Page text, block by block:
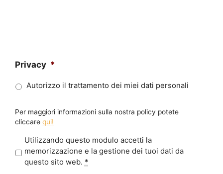
Privacy *
Autorizzo il trattamento dei miei dati personali
Per maggiori informazioni sulla nostra policy potete
cliccare qui!
r
Utilizzando questo modulo accetti la
memorizzazione e la gestione dei tuoi dati da
questo sito web. *